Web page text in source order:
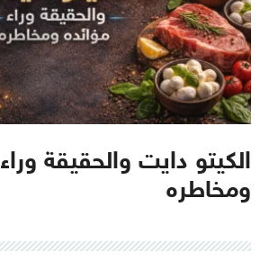
الكيتو دايت والحقيقة
ومخاطره